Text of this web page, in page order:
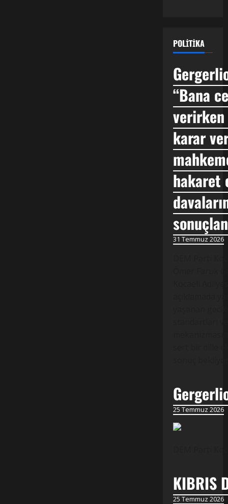
POLITIKA
“Bana
verirken
karar
hakaret
31 Temmuz 2026
25 Temmuz 2026
KIBRIS
25 Temmuz 2026